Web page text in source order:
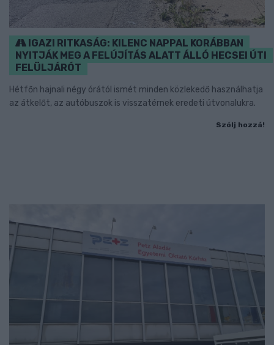
IGAZI RITKASÁG: KILENC NAPPAL KORÁBBAN
NYITJÁK MEG A FELÚJÍTÁS ALATT ÁLLÓ HECSEI ÚTI
FELÜLJÁRÓT
Hétfőn hajnali négy órától ismét minden közlekedő használhatja
az átkelőt, az autóbuszok is visszatérnek eredeti útvonalukra.
Szólj hozzá!